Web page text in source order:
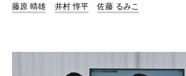
藤原 晴雄
井村 惇平 佐藤 るみこ